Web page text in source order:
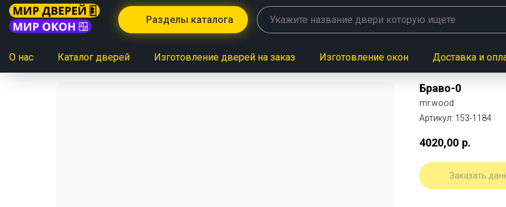
Разделы каталога
О нас Каталог дверей Изготовление дверей на заказ Изготовление окон Доставка и
Браво-0
mr.wood
Артикул: 153-1184
4020,00 р.
Заказать